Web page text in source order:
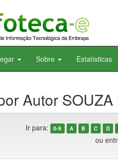
Sobre Estatísticas
Autor
Ir para: 0-9 A B C D
ou